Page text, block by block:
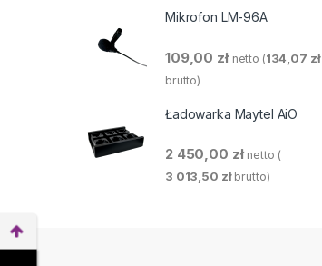
Mikrofon LM-96A
109,00 zł netto (134,07 zł
brutto)
Ładowarka Maytel AiO
2 450,00 zł netto (
3 013,50 złbrutto)